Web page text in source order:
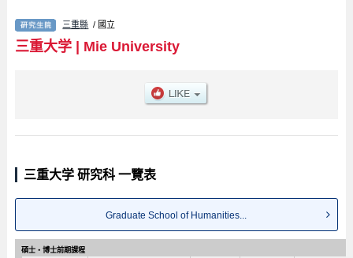
School of Bioresources、Regional Innovation Studies等各別研究科的不同訊
息，以及招收名額、合格人數等考試資訊、設施介紹、聯絡方式等對外國留學
生是必要之訊息都刊載於此，請務必查閱及利用此網站。
三重縣 / 國立
三重大学| Mie University
三重大学 研究科 一覽表
Graduate School of Humanities...
碩士・博士前期課程